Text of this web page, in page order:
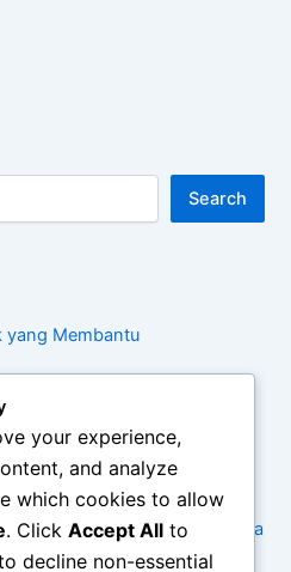
Search
yang Membantu
Profesional yang
Komunikasi di
Karier untuk Lima
your experience,
and analyze
which cookies to allow
. Click Accept All to
decline non-essential